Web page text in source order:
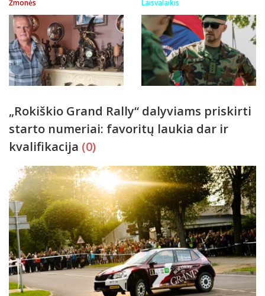
Žmonės Laisvalaikis
„Rokiškio Grand Rally“ dalyviams priskirti
starto numeriai: favoritų laukia dar ir
kvalifikacija (0)